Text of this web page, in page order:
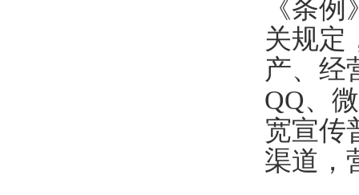
《条
关规定
产、经
QQ、
宽宣传
渠道，